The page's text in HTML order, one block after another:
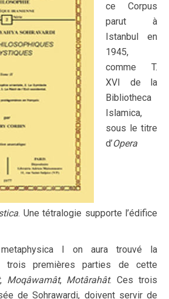
ce Corpus
parut à
Istanbul en
1945,
comme T.
XVI de la
Bibliotheca
Islamica,
sous le titre
d’Opera
. Une tétralogie supporte l’édifice
I on aura trouvé la
trois premières parties de cette
, Moqâwamât, Motârahât. Ces trois
de Sohrawardi, doivent servir de